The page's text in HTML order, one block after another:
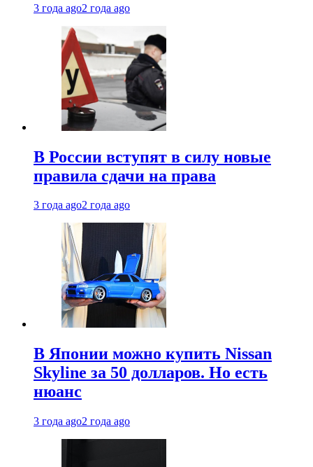
3 года ago2 года ago
В России вступят в силу новые
правила сдачи на права
3 года ago2 года ago
В Японии можно купить Nissan
Skyline за 50 долларов. Но есть
нюанс
3 года ago2 года ago